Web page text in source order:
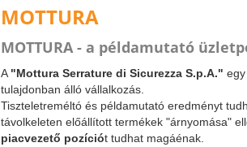
MOTTURA
MOTTURA - a példamutató
A"Mottura Serrature di Sicurezza S.p.A."
tulajdonban álló vállalkozás.
Tiszteletreméltó és példamutató eredményt
távolkeleten előállított termékek "árnyomása"
piacvezető pozíciót tudhat magáénak.